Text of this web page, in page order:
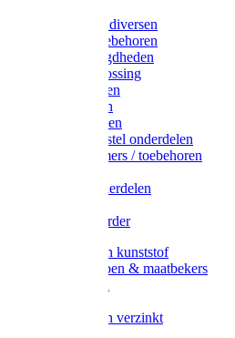
Koe / Stier diversen
Melkers toebehoren
Stalbenodigdheden
Kalververlossing
Stierenringen
Onthoornen
Kalverflessen
Koerugborstel onderdelen
Kalveremmers / toebehoren
Koelift onderdelen
Uieronthaarder
Voerbakken kunststof
Voerscheppen & maatbekers
Voerbakken verzinkt